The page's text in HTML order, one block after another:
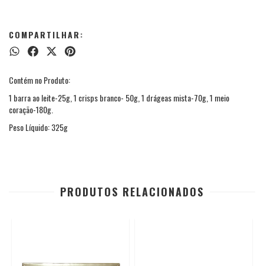
COMPARTILHAR:
Contém no Produto:
1 barra ao leite-25g, 1 crisps branco- 50g, 1 drágeas mista-70g, 1 meio
coração-180g.
Peso Líquido: 325g
PRODUTOS RELACIONADOS